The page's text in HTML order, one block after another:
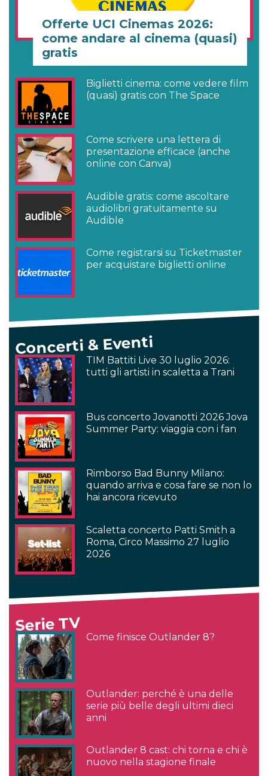
Offerte UCI Cinemas 2026:
come andare al cinema (quasi)
gratis
Biglietti cinema: come vedere film
(quasi) gratis con The Space
Come scrivere una lettera di
presentazione efficace (anche
online con Canva)
Audible gratis: come ascoltare
audiolibri gratuitamente su
Audible
Come registrarsi su Ticketmaster
per acquistare biglietti online
Concerti & Eventi
TIM Battiti Live 30 luglio 2026:
tutti gli artisti in scaletta a Trani
Bus concerto Jovanotti 2026 Jova
Summer Party: viaggia con i fan
Rimborso Bad Bunny Milano:
quando arriva e cosa fare se non lo
hai ancora ricevuto
Scaletta concerto Patti Smith a
Roma, Circo Massimo 27 luglio
2026
Serie TV
Come finisce Outlander 8?
Outlander: perché è una delle
serie più belle degli ultimi dieci
anni
Outlander 8 cast: chi torna e chi è
nuovo nella stagione finale